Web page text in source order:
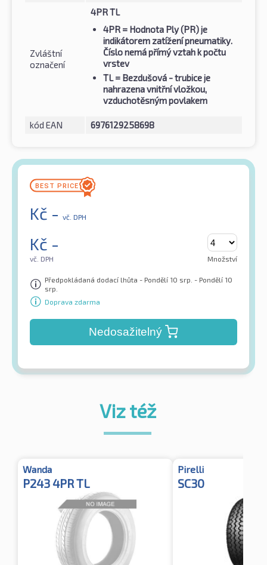
Zvláštní
označení
4PR TL
4PR = Hodnota Ply (PR) je
indikátorem zatížení pneumatiky.
Číslo nemá přímý vztah k počtu
vrstev
TL= Bezdušová - trubice je
nahrazena vnitřní vložkou,
vzduchotěsným povlakem
kód EAN 6976129258698
Kč - vč. DPH
Kč -
vč. DPH Množství
Předpokládaná dodací lhůta - Pondělí 10 srp. - Pondělí 10
srp.
Doprava zdarma
Nedosažitelný
Viz též
Wanda
P243 4PR TL
Pirelli
SC30